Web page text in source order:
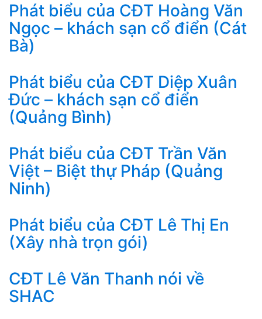
Phát biểu của CĐT Hoàng Văn
Ngọc – khách sạn cổ điển (Cát
Bà)
Phát biểu của CĐT Diệp Xuân
Đức – khách sạn cổ điển
(Quảng Bình)
Phát biểu của CĐT Trần Văn
Việt – Biệt thự Pháp (Quảng
Ninh)
Phát biểu của CĐT Lê Thị En
(Xây nhà trọn gói)
CĐT Lê Văn Thanh nói về
SHAC